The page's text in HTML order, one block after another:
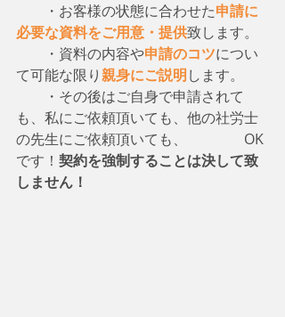
・お客様の状態に合わせた申請に
必要な資料をご用意・提供致します。
・資料の内容や申請のコツについ
て可能な限り親身にご説明します。
・その後はご自身で申請されて
も、私にご依頼頂いても、他の社労士
の先生にご依頼頂いても、　　　　OK
です！ 契約を強制することは決して致
しません！